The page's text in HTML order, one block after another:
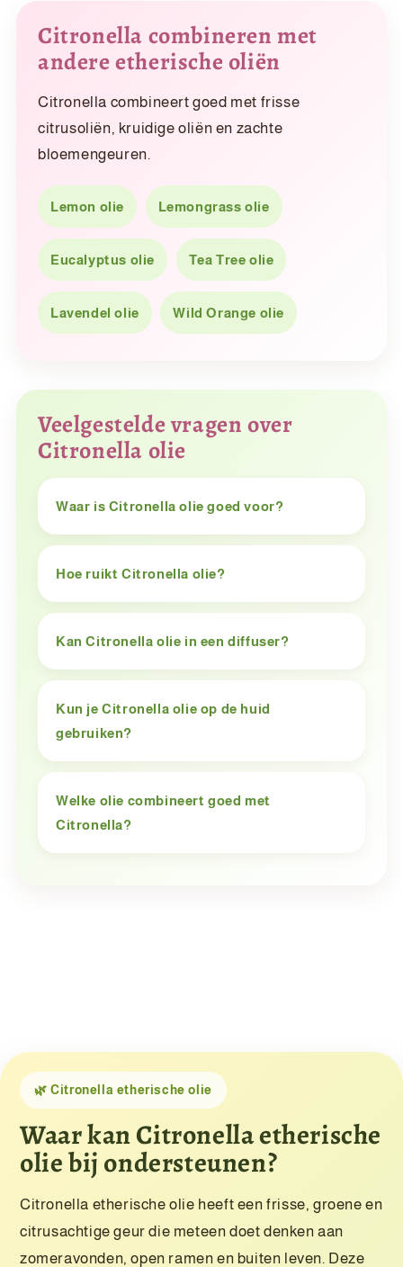
Citronella combineren met
andere etherische oliën
Citronella combineert goed met frisse
citrusoliën, kruidige oliën en zachte
bloemengeuren.
Lemon olie Lemongrass olie
Eucalyptus olie Tea Tree olie
Lavendel olie Wild Orange olie
Veelgestelde vragen over
Citronella olie
Waar is Citronella olie goed voor?
Hoe ruikt Citronella olie?
Kan Citronella olie in een diffuser?
Kun je Citronella olie op de huid
gebruiken?
Welke olie combineert goed met
Citronella?
🌿 Citronella etherische olie
Waar kan Citronella etherische
olie bij ondersteunen?
Citronella etherische olie heeft een frisse, groene en
citrusachtige geur die meteen doet denken aan
zomeravonden, open ramen en buiten leven. Deze